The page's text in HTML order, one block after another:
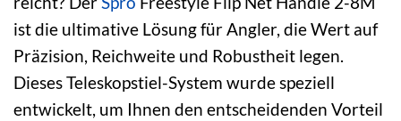
ist die ultimative Lösung für Angler, die Wert auf
Präzision, Reichweite und Robustheit legen.
Dieses Teleskopstiel-System wurde speziell
entwickelt, um Ihnen den entscheidenden Vorteil